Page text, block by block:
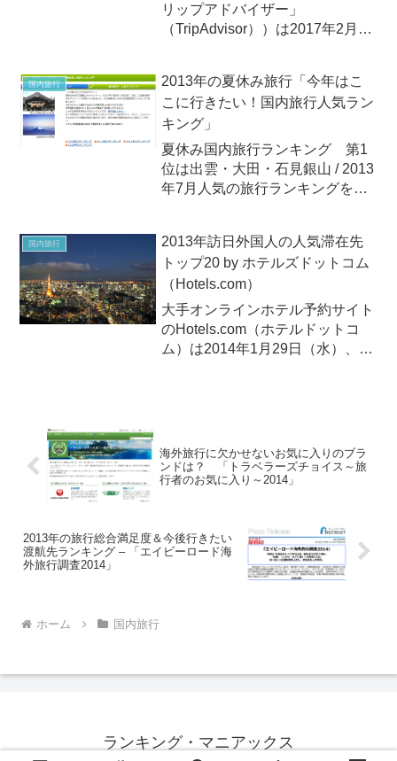
リップアドバイザー」
（TripAdvisor））は2017年2月22
を発表しました。2017年世界の
ベストビーチにランクインしたの
はブラジルの大...
国内旅行
2013年の夏休み旅行「今年はこ
こに行きたい！国内旅行人気ラン
キング」
夏休み国内旅行ランキング 第1
位は出雲・大田・石見銀山 / 2013
年7月人気の旅行ランキングを毎
行＆国内旅行人気ランキングを公
開しました。同ランキングは、
2013年4月10日～...
国内旅行
2013年訪日外国人の人気滞在先
トップ20 by ホテルズドットコム
（Hotels.com）
大手オンラインホテル予約サイト
のHotels.com（ホテルドットコ
ム）は2014年1月29日（水）、
海外旅行に欠かせないお気に入りのブラ
ンドは？ 「トラベラーズチョイス～旅
行者のお気に入り～2014」
2013年の旅行総合満足度＆今後行きたい
渡航先ランキング – 「エイビーロード海
外旅行調査2014」
ホーム 国内旅行
ランキング・マニアックス